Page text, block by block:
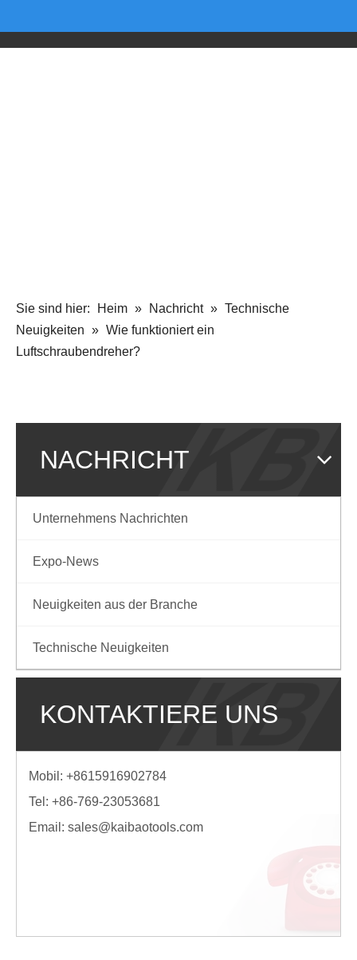
Sie sind hier: Heim » Nachricht » Technische
Neuigkeiten » Wie funktioniert ein
Luftschraubendreher?
NACHRICHT
Unternehmens Nachrichten
Expo-News
Neuigkeiten aus der Branche
Technische Neuigkeiten
KONTAKTIERE UNS
Mobil: +8615916902784
Tel: +86-769-23053681
Email: sales@kaibaotools.com